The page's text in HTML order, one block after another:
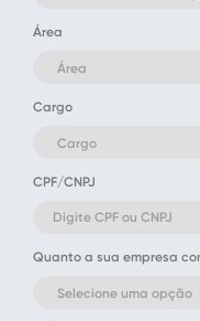
Área
Cargo
CPF/CNPJ
Quanto a sua empresa